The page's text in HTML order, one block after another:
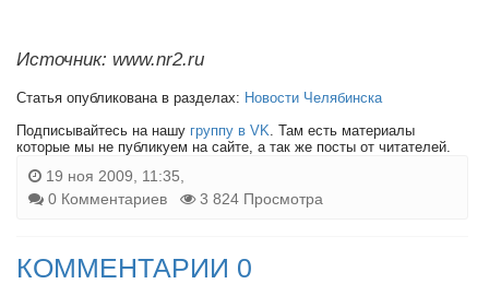
Источник: www.nr2.ru
Статья опубликована в разделах: Новости Челябинска
Подписывайтесь на нашу группу в VK. Там есть материалы
которые мы не публикуем на сайте, а так же посты от читателей.
19 ноя 2009, 11:35,
0 Комментариев
3 824 Просмотра
КОММЕНТАРИИ 0